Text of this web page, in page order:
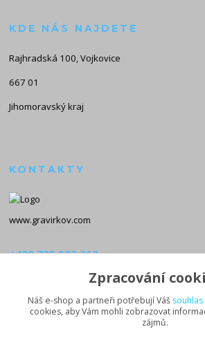
KDE NÁS NAJDETE
Rajhradská 100, Vojkovice
667 01
Jihomoravský kraj
KONTAKTY
www.gravirkov.com
+420 735 923 312
info@gravirkov.com
Zpracování
Náš e-shop a partneři potřebují Váš souhlas
cookies, aby Vám mohli zobrazovat
zájmů.